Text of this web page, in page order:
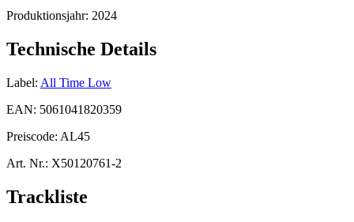
Produktionsjahr: 2024
Technische Details
Label: All Time Low
EAN: 5061041820359
Preiscode: AL45
Art. Nr.: X50120761-2
Trackliste